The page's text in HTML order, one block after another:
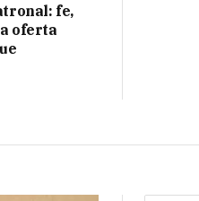
fe,
oferta